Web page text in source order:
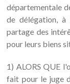
départementale
de délégation,
partage des
pour leurs biens
1) ALORS QUE
fait pour le juge